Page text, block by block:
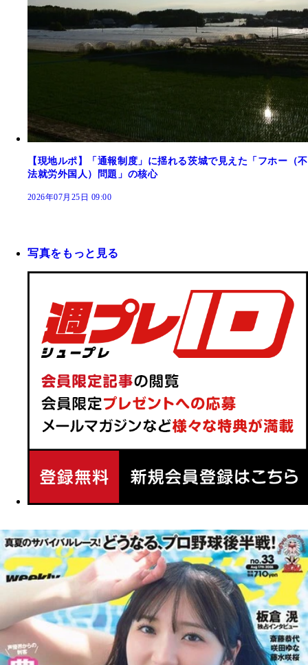
【現地ルポ】「通報制度」に揺れる茨城で見えた「フホー（不
法就労外国人）問題」の核心
2026年07月25日 09:00
写真をもっと見る